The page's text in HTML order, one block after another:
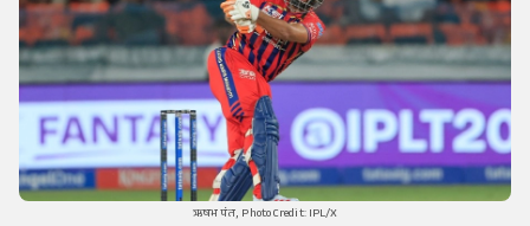
ऋषभ पंत, Photo Credit: IPL/X